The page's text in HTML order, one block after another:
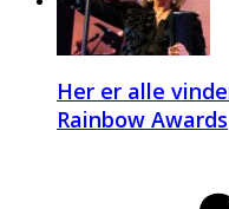
Her er alle
Rainbow Awards